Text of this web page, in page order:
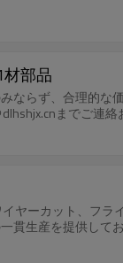
部品
ならず、合理的な
までご連絡
ヤーカット、フ
貫生産を提供してお